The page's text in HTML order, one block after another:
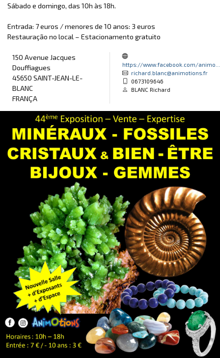
Sábado e domingo, das 10h às 18h.
Entrada: 7 euros / menores de 10 anos: 3 euros
Restauração no local – Estacionamento gratuito
150 Avenue Jacques
Douffiagues
45650 SAINT-JEAN-LE-
BLANC
FRANÇA
https://www.facebook.com/animo...
richard.blanc@animotions.fr
0673109646
BLANC Richard